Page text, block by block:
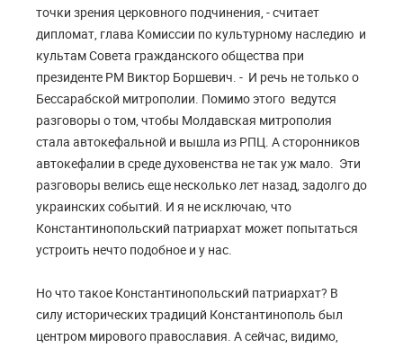
точки зрения церковного подчинения, - считает
дипломат, глава Комиссии по культурному наследию и
культам Совета гражданского общества при
президенте РМ Виктор Боршевич. - И речь не только о
Бессарабской митрополии. Помимо этого ведутся
разговоры о том, чтобы Молдавская митрополия
стала автокефальной и вышла из РПЦ. А сторонников
автокефалии в среде духовенства не так уж мало. Эти
разговоры велись еще несколько лет назад, задолго до
украинских событий. И я не исключаю, что
Константинопольский патриархат может попытаться
устроить нечто подобное и у нас.
Но что такое Константинопольский патриархат? В
силу исторических традиций Константинополь был
центром мирового православия. А сейчас, видимо,